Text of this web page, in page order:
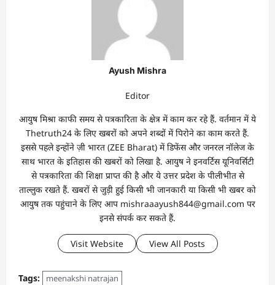
Ayush Mishra
Editor
आयुष मिश्रा काफी समय से पत्रकारिता के क्षेत्र में काम कर रहे हैं. वर्तमान में ये
Thetruth24 के लिए खबरों को अपने शब्दों में पिरोने का काम करते हैं.
इससे पहले इन्होंने ज़ी भारत (ZEE Bharat) में डिफेंस और जनरल नॉलेज के
साथ भारत के इतिहास की खबरों को लिखा है. आयुष ने इनवर्टिस यूनिवर्सिटी
से पत्रकारिता की शिक्षा प्राप्त की है और ये उत्तर प्रदेश के पीलीभीत से
ताल्लुक रखते हैं. खबरों से जुड़ी हुई किसी भी जानकारी या किसी भी खबर को
आयुष तक पहुंचाने के लिए आप mishraaayush844@gmail.com पर
इनसे संपर्क कर सकते हैं.
Visit Website View All Posts
Tags: meenakshi natrajan